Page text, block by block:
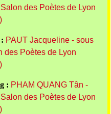
des Poètes de Lyon
PAUT Jacqueline - sous
des Poètes de Lyon
: PHAM QUANG Tân -
des Poètes de Lyon